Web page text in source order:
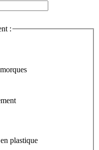
:
plastique